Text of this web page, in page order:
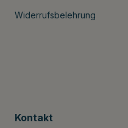
Widerrufsbelehrung
Kontakt